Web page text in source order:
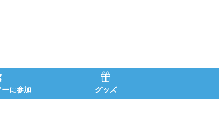
に参加 グッズ